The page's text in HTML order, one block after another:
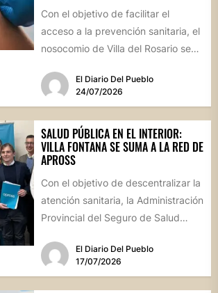
Con el objetivo de facilitar el
acceso a la prevención sanitaria, el
nosocomio de Villa del Rosario se
El Diario Del Pueblo
24/07/2026
SALUD PÚBLICA EN EL INTERIOR:
VILLA FONTANA SE SUMA A LA RED DE
APROSS
Con el objetivo de descentralizar la
atención sanitaria, la Administración
Provincial del Seguro de Salud
de...
El Diario Del Pueblo
17/07/2026